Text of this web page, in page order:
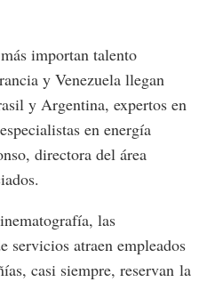
importan talento
y Venezuela llegan
y Argentina, expertos en
en energía
directora del área
las
servicios atraen empleados
casi siempre, reservan la